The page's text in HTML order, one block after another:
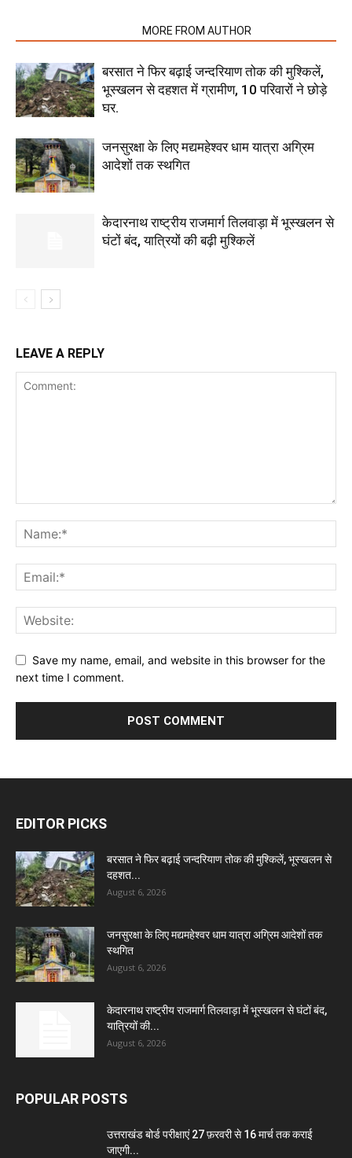
MORE FROM AUTHOR
बरसात ने फिर बढ़ाई जन्दरियाण तोक की मुश्किलें,
भूस्खलन से दहशत में ग्रामीण, 10 परिवारों ने छोड़े
घर.
जनसुरक्षा के लिए मद्यमहेश्वर धाम यात्रा अग्रिम
आदेशों तक स्थगित
केदारनाथ राष्ट्रीय राजमार्ग तिलवाड़ा में भूस्खलन से
घंटों बंद, यात्रियों की बढ़ी मुश्किलें
LEAVE A REPLY
Save my name, email, and website in this browser for the
next time I comment.
EDITOR PICKS
बरसात ने फिर बढ़ाई जन्दरियाण तोक की मुश्किलें, भूस्खलन से
दहशत...
August 6, 2026
जनसुरक्षा के लिए मद्यमहेश्वर धाम यात्रा अग्रिम आदेशों तक
स्थगित
August 6, 2026
केदारनाथ राष्ट्रीय राजमार्ग तिलवाड़ा में भूस्खलन से घंटों बंद,
यात्रियों की...
August 6, 2026
POPULAR POSTS
उत्तराखंड बोर्ड परीक्षाएं 27 फ़रवरी से 16 मार्च तक कराई
जाएगी...